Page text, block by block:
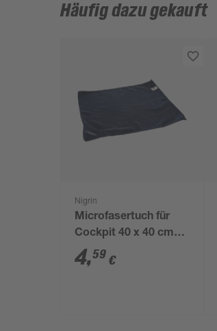
Häufig dazu gekauft
Nigrin
Microfasertuch für
Cockpit 40 x 40 cm
blau
4,59 €